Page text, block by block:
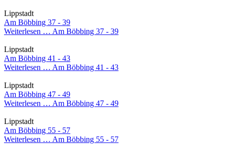
Lippstadt
Am Böbbing 37 - 39
Weiterlesen … Am Böbbing 37 - 39
Lippstadt
Am Böbbing 41 - 43
Weiterlesen … Am Böbbing 41 - 43
Lippstadt
Am Böbbing 47 - 49
Weiterlesen … Am Böbbing 47 - 49
Lippstadt
Am Böbbing 55 - 57
Weiterlesen … Am Böbbing 55 - 57